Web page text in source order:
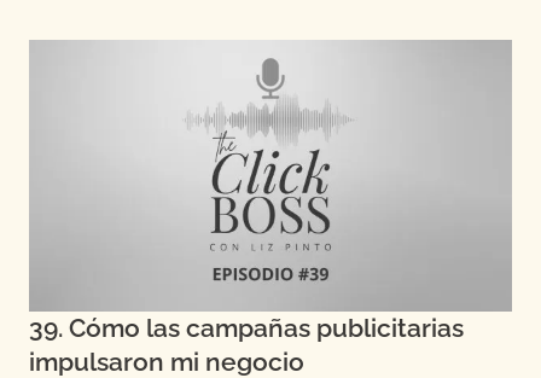
39. Cómo las campañas publicitarias
impulsaron mi negocio